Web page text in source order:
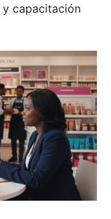
capacitación